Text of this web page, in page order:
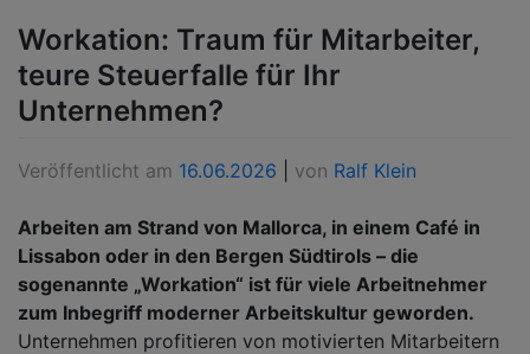
Workation: Traum für Mitarbeiter,
teure Steuerfalle für Ihr
Unternehmen?
Veröffentlicht am 16.06.2026 von Ralf Klein
Arbeiten am Strand von Mallorca, in einem Café in
Lissabon oder in den Bergen Südtirols – die
sogenannte „Workation“ ist für viele Arbeitnehmer
zum Inbegriff moderner Arbeitskultur geworden.
Unternehmen profitieren von motivierten Mitarbeitern